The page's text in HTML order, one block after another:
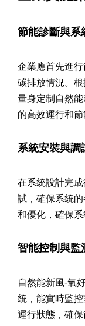
節能診斷與系
企業應首先進
碳排放情況。
量身定制自然
的高效運行和節
系統安裝與調
在系統設計完
試，確保系統
和優化，確保系
智能控制與監
自然能新風-氧
統，能實時監
運行狀態，確保